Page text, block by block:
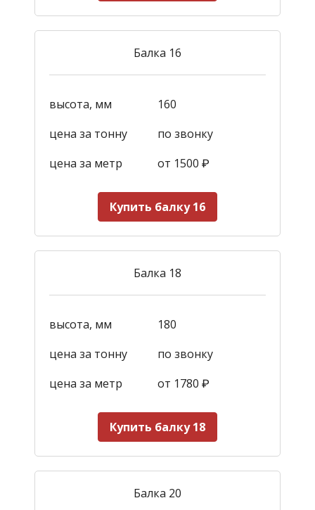
Балка 16
высота, мм
160
цена за тонну
по звонку
цена за метр
от 1500 ₽
Купить балку 16
Балка 18
высота, мм
180
цена за тонну
по звонку
цена за метр
от 1780 ₽
Купить балку 18
Балка 20